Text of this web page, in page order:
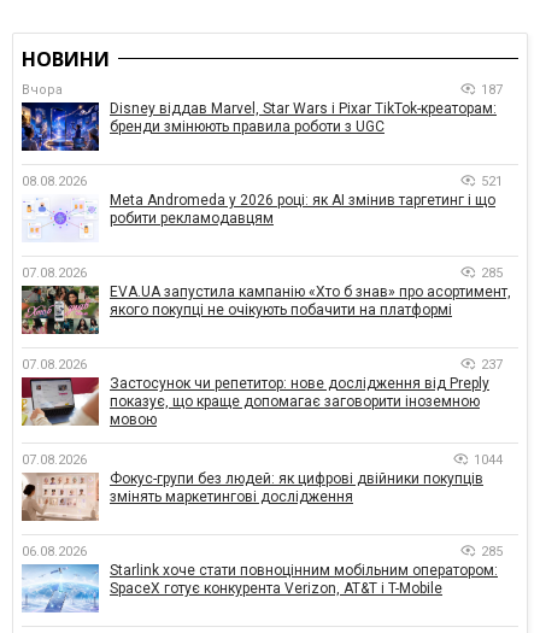
НОВИНИ
Вчора 187
Disney віддав Marvel, Star Wars і Pixar TikTok-креаторам:
бренди змінюють правила роботи з UGC
08.08.2026 521
Meta Andromeda у 2026 році: як AI змінив таргетинг і що
робити рекламодавцям
07.08.2026 285
EVA.UA запустила кампанію «Хто б знав» про асортимент,
якого покупці не очікують побачити на платформі
07.08.2026 237
Застосунок чи репетитор: нове дослідження від Preply
показує, що краще допомагає заговорити іноземною
мовою
07.08.2026 1044
Фокус-групи без людей: як цифрові двійники покупців
змінять маркетингові дослідження
06.08.2026 285
Starlink хоче стати повноцінним мобільним оператором:
SpaceX готує конкурента Verizon, AT&T і T-Mobile